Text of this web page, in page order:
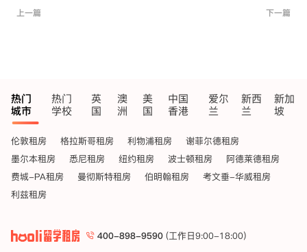
上一篇 下一篇
热门
城市
热门
学校
英
国
澳
洲
美
国
中国
香港
爱尔
兰
新西
兰
新加
坡
伦敦租房 格拉斯哥租房 利物浦租房
谢菲尔德租房
墨尔本租房
悉尼租房 纽约租房 波士顿租房
阿德莱德租房
费城-PA租房
曼彻斯特租房 伯明翰租房
考文垂-华威租房
利兹租房
400-898-9590 (工作日9:00-18:00)